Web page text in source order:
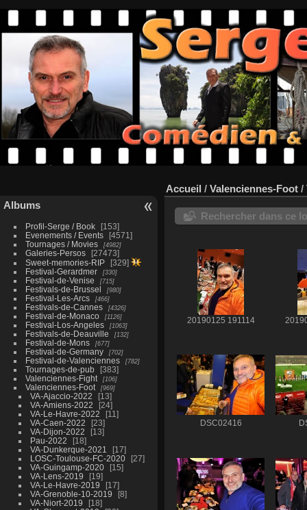
Albums
Profil-Serge / Book
153
Evenements / Events
4571
Tournages / Movies
4982
Galeries-Persos
27473
Sweet-memories-RIP
329
Festival-Gerardmer
330
Festival-de-Venise 715
Festivals-de-Brussel 980
Festival-Les-Arcs 466
Festivals-de-Cannes 4326
Festival-de-Monaco 1126
Festival-Los-Angeles 1063
Festivals-de-Deauville 132
Festival-de-Mons 677
Festival-de-Germany 702
Festival-de-Valenciennes 782
Tournages-de-pub
383
Valenciennes-Fight
106
Valenciennes-Foot 969
VA-Ajaccio-2022
13
VA-Amiens-2022
24
VA-Le-Havre-2022
11
VA-Caen-2022
23
VA-Dijon-2022
13
Pau-2022
18
VA-Dunkerque-2021
17
LOSC-Toulouse-FC-2020
27
VA-Guingamp-2020
15
VA-Lens-2019
19
VA-Le-Havre-2019
17
VA-Grenoble-10-2019
8
VA-Niort-2019
18
Accueil / Valenciennes-Foot /
Rechercher dans ce
20190125 191114
DSC02416